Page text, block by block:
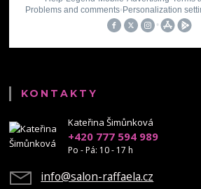
KONTAKTY
Kateřina Šimůnková
+420 777 594 989
Po - Pá: 10 - 17 h
info@salon-raffaela.cz